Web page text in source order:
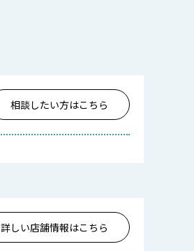
相談したい方はこちら
詳しい店舗情報はこちら